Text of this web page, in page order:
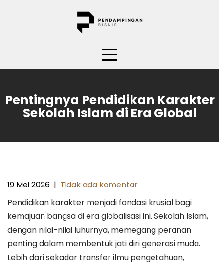
Pentingnya Pendidikan Karakter
Sekolah Islam di Era Global
19 Mei 2026 | Tidak ada komentar
Pendidikan karakter menjadi fondasi krusial bagi
kemajuan bangsa di era globalisasi ini. Sekolah Islam,
dengan nilai-nilai luhurnya, memegang peranan
penting dalam membentuk jati diri generasi muda.
Lebih dari sekadar transfer ilmu pengetahuan,